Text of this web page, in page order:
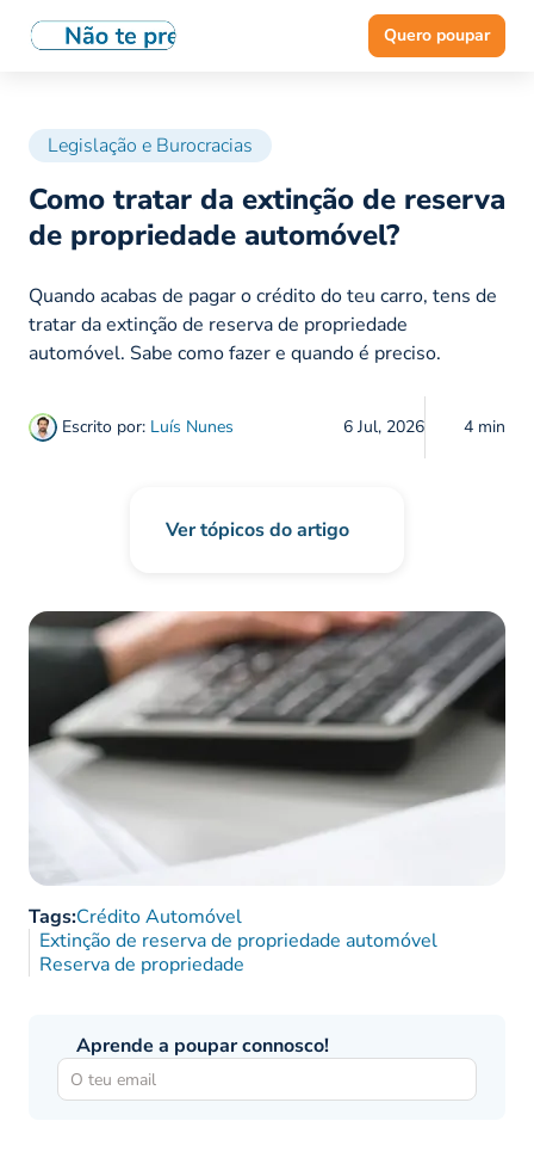
Quero poupar
Legislação e Burocracias
Como tratar da extinção de reserva
de propriedade automóvel?
Escrito por: Luís Nunes 6 Jul, 2026 4 min
Quando acabas de pagar o crédito do teu carro, tens de
tratar da extinção de reserva de propriedade
automóvel. Sabe como fazer e quando é preciso.
Ver tópicos do artigo
Tags:Crédito Automóvel
Extinção de reserva de propriedade automóvel
Reserva de propriedade
Aprende a poupar connosco!